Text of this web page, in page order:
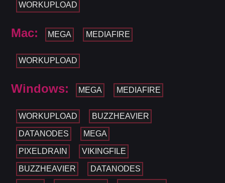
WORKUPLOAD
Mac: MEGA MEDIAFIRE
WORKUPLOAD
Windows: MEGA MEDIAFIRE
WORKUPLOAD BUZZHEAVIER
DATANODES MEGA
PIXELDRAIN VIKINGFILE
BUZZHEAVIER DATANODES